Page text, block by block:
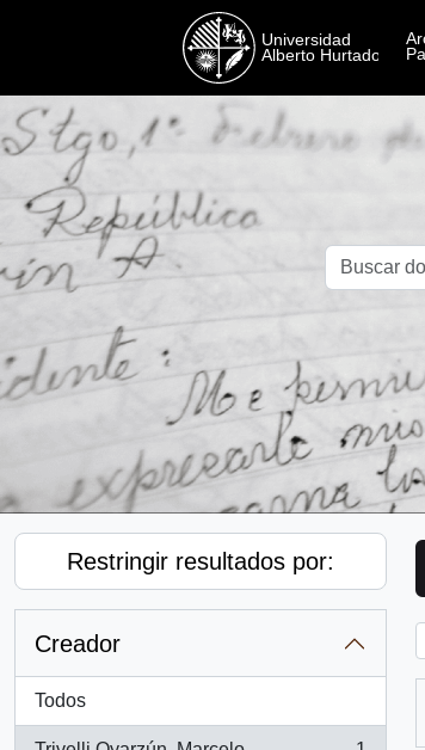
Restringir resultados por:
Creador
Todos